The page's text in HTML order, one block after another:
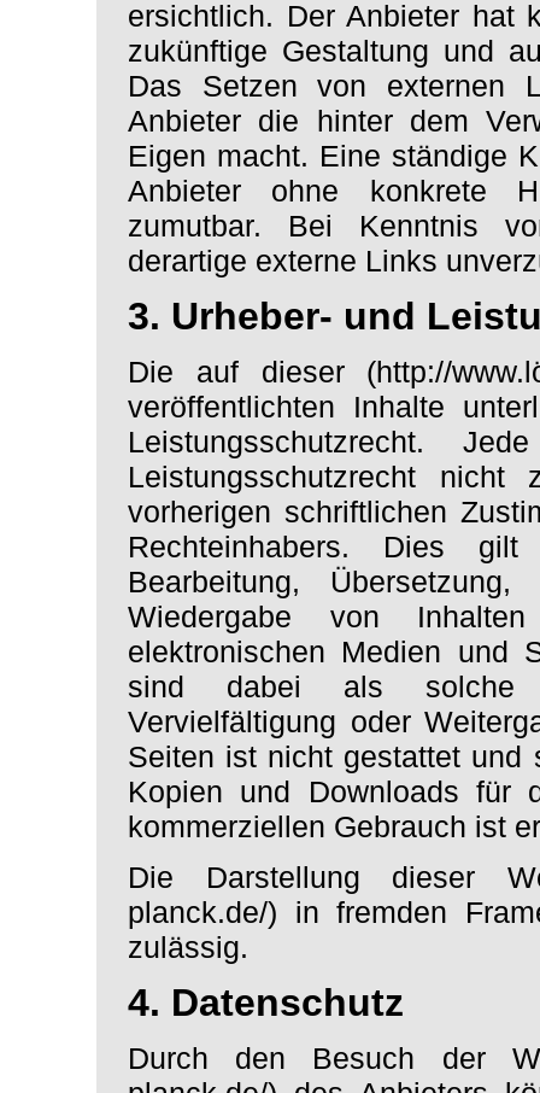
ersichtlich. Der Anbieter hat
zukünftige Gestaltung und
Das Setzen von externen
Anbieter die hinter dem
Eigen macht. Eine ständige
Anbieter ohne konkrete
zumutbar. Bei Kenntnis
derartige externe Links
3. Urheber- und
Die auf dieser (http://
veröffentlichten Inhalte
Leistungsschutzrecht.
Leistungsschutzrecht nicht
vorherigen schriftlichen
Rechteinhabers. Dies gilt
Bearbeitung,
Wiedergabe von
elektronischen Medien und
sind dabei als solche
Vervielfältigung oder
Seiten ist nicht gestattet und
Kopien und Downloads für
kommerziellen Gebrauch ist
Die Darstellung dieser
planck.de/) in fremden
zulässig.
4. Datenschutz
Durch den Besuch der